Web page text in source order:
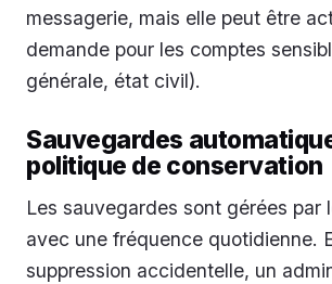
messagerie, mais elle peut être
demande pour les comptes
générale, état civil).
Sauvegardes
politique de conservation
Les sauvegardes sont gérées par
avec une fréquence quotidienne.
suppression accidentelle, un